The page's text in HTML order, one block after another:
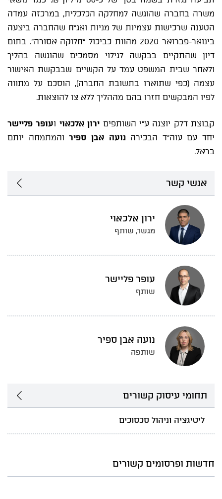
משרה בחברה שהוגשה למחלקה הכלכלית, במרכזה עמדה
הטענה שרכישות עצמיות של מניות ואג"ח שהחברה ביצעה
בינואר-פברואר 2020 מהוות כביכול "חלוקה אסורה". בתום
דיון שהתקיים בבקשה לגילוי מסמכים שהוגשה בהליך
ולאחר שבית המשפט עמד על הקשיים שבבקשת האישור
עצמה (כפי שתוארו בתשובת החברה), הוסכם על מתווה
לפיו המבקשים חזרו בהם מההליך ללא צו להוצאות.
קבוצת דלק יוצגה ע"י השותפים ירון אלכאוי ועופר פליישר
יחד עם עוה"ד הבכירהנועה אבן ספירוהמתמחה יותם
בראל.
אנשי קשר
ירון אלכאוי
מגשר, שותף
עופר פליישר
שותף
נועה אבן ספיר
שותפה
תחומי עיסוק קשורים
ליטיגציה וניהול סכסוכים
חדשות ופרסומים קשורים